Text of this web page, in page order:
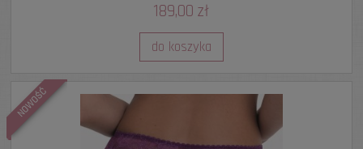
189,00 zł
do koszyka
NOWOŚĆ